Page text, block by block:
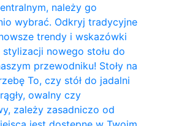
należy go
wybrać. Odkryj tradycyjne
trendy i wskazówki
nowego stołu do
przewodniku! Stoły na
To, czy stół do jadalni
owalny czy
zależy zasadniczo od